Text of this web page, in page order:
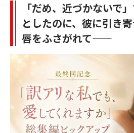
「だめ、近づかないで
としたのに、彼に引き
唇をふさがれて——